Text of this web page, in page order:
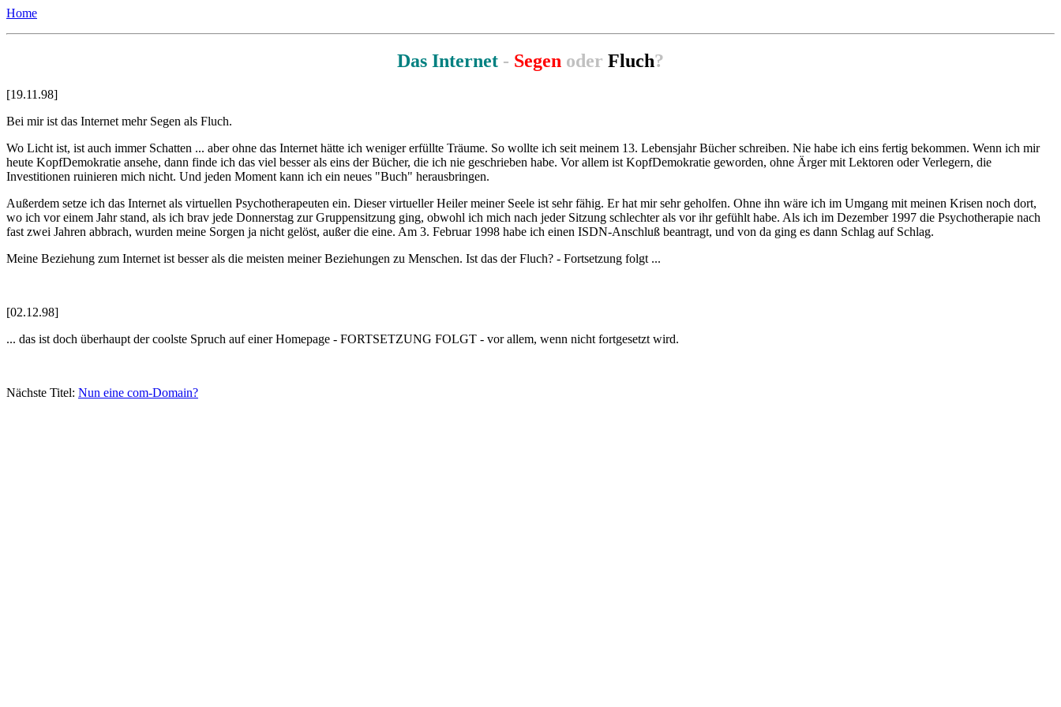
Home
Das Internet - Segen oder Fluch?
[19.11.98]
Bei mir ist das Internet mehr Segen als Fluch.
Wo Licht ist, ist auch immer Schatten ... aber ohne das Internet hätte ich weniger erfüllte Träume. So wollte ich seit meinem 13. Lebensjahr Bücher schreiben. Nie habe ich eins fertig bekommen. Wenn ich mir
heute KopfDemokratie ansehe, dann finde ich das viel besser als eins der Bücher, die ich nie geschrieben habe. Vor allem ist KopfDemokratie geworden, ohne Ärger mit Lektoren oder Verlegern, die
Investitionen ruinieren mich nicht. Und jeden Moment kann ich ein neues "Buch" herausbringen.
Außerdem setze ich das Internet als virtuellen Psychotherapeuten ein. Dieser virtueller Heiler meiner Seele ist sehr fähig. Er hat mir sehr geholfen. Ohne ihn wäre ich im Umgang mit meinen Krisen noch dort,
wo ich vor einem Jahr stand, als ich brav jede Donnerstag zur Gruppensitzung ging, obwohl ich mich nach jeder Sitzung schlechter als vor ihr gefühlt habe. Als ich im Dezember 1997 die Psychotherapie nach
fast zwei Jahren abbrach, wurden meine Sorgen ja nicht gelöst, außer die eine. Am 3. Februar 1998 habe ich einen ISDN-Anschluß beantragt, und von da ging es dann Schlag auf Schlag.
Meine Beziehung zum Internet ist besser als die meisten meiner Beziehungen zu Menschen. Ist das der Fluch? - Fortsetzung folgt ...
[02.12.98]
... das ist doch überhaupt der coolste Spruch auf einer Homepage - FORTSETZUNG FOLGT - vor allem, wenn nicht fortgesetzt wird.
Nächste Titel: Nun eine com-Domain?